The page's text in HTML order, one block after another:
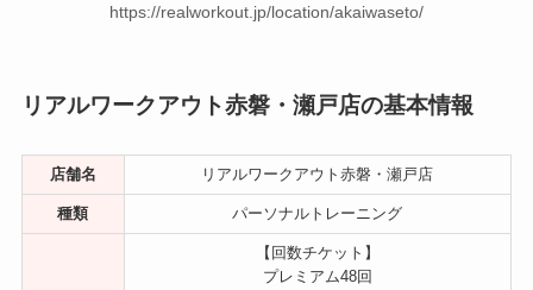
https://realworkout.jp/location/akaiwaseto/
リアルワークアウト赤磐・瀬戸店の基本情報
店舗名 リアルワークアウト赤磐・瀬戸店
種類 パーソナルトレーニング
【回数チケット】
プレミアム48回